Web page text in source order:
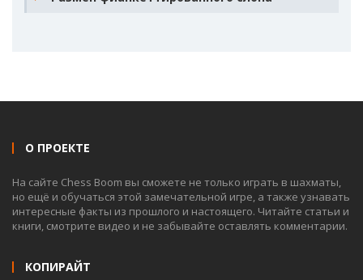
О ПРОЕКТЕ
На сайте Chess Boom вы сможете не только играть в шахматы,
но ещё и обучаться этой замечательной игре, а также узнавать
интересные факты из прошлого и настоящего. Читайте статьи и
книги, смотрите видео и не забывайте оставлять комментарии.
КОПИРАЙТ